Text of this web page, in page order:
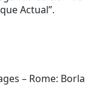
Actual”.
– Rome: Borla